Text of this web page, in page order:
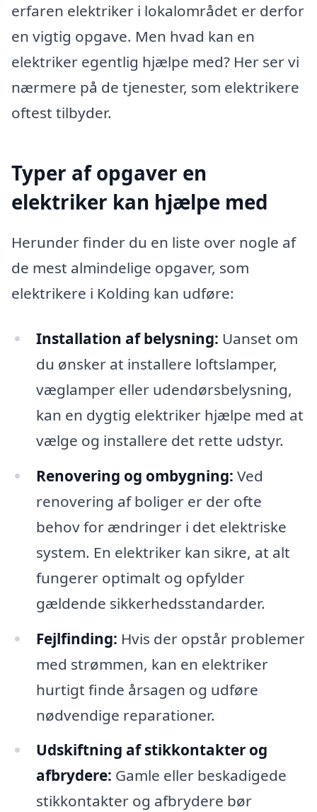
erfaren elektriker i lokalområdet er derfor
en vigtig opgave. Men hvad kan en
elektriker egentlig hjælpe med? Her ser vi
nærmere på de tjenester, som elektrikere
oftest tilbyder.
Typer af opgaver en
elektriker kan hjælpe med
Herunder finder du en liste over nogle af
de mest almindelige opgaver, som
elektrikere i Kolding kan udføre:
Installation af belysning: Uanset om
du ønsker at installere loftslamper,
væglamper eller udendørsbelysning,
kan en dygtig elektriker hjælpe med at
vælge og installere det rette udstyr.
Renovering og ombygning: Ved
renovering af boliger er der ofte
behov for ændringer i det elektriske
system. En elektriker kan sikre, at alt
fungerer optimalt og opfylder
gældende sikkerhedsstandarder.
Fejlfinding: Hvis der opstår problemer
med strømmen, kan en elektriker
hurtigt finde årsagen og udføre
nødvendige reparationer.
Udskiftning af stikkontakter og
afbrydere: Gamle eller beskadigede
stikkontakter og afbrydere bør